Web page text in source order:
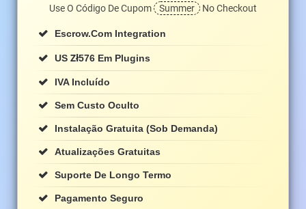
Use O Código De Cupom
Summer No Checkout
Escrow.com Integration
US Zł576 Em Plugins
IVA Incluído
Sem Custo Oculto
Instalação Gratuita (sob Demanda)
Atualizações Gratuitas
Suporte De Longo Termo
Pagamento Seguro